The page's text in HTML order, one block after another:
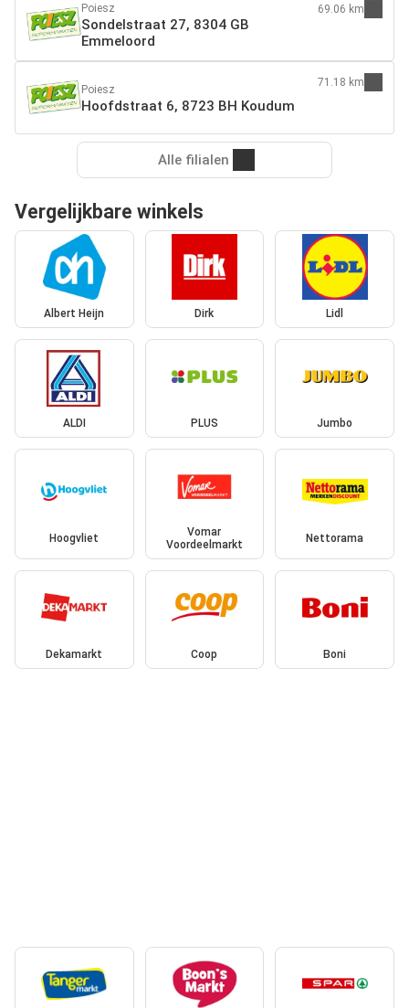
Poiesz
Sondelstraat 27, 8304 GB
Emmeloord
69.06 km
Poiesz
Hoofdstraat 6, 8723 BH Koudum
71.18 km
Alle filialen
Vergelijkbare winkels
Albert Heijn Dirk Lidl
ALDI PLUS Jumbo
Hoogvliet
Vomar
Voordeelmarkt
Nettorama
Dekamarkt Coop Boni